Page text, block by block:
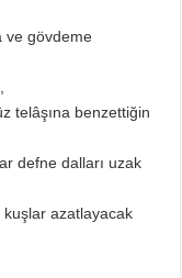
ve gövdeme
telâşına benzettiğin
defne dalları uzak
kuşlar azatlayacak